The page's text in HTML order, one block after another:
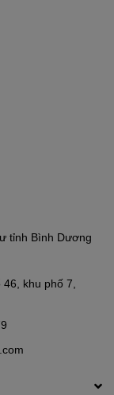
tỉnh Bình Dương
khu phố 7,